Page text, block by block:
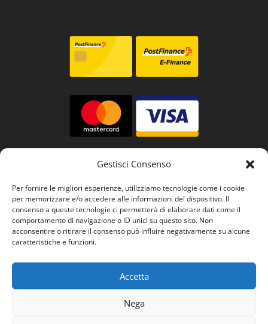
Gestisci Consenso
Per fornire le migliori esperienze, utilizziamo tecnologie come i cookie
per memorizzare e/o accedere alle informazioni del dispositivo. Il
consenso a queste tecnologie ci permetterà di elaborare dati come il
comportamento di navigazione o ID unici su questo sito. Non
acconsentire o ritirare il consenso può influire negativamente su alcune
caratteristiche e funzioni.
Accetta
Nega